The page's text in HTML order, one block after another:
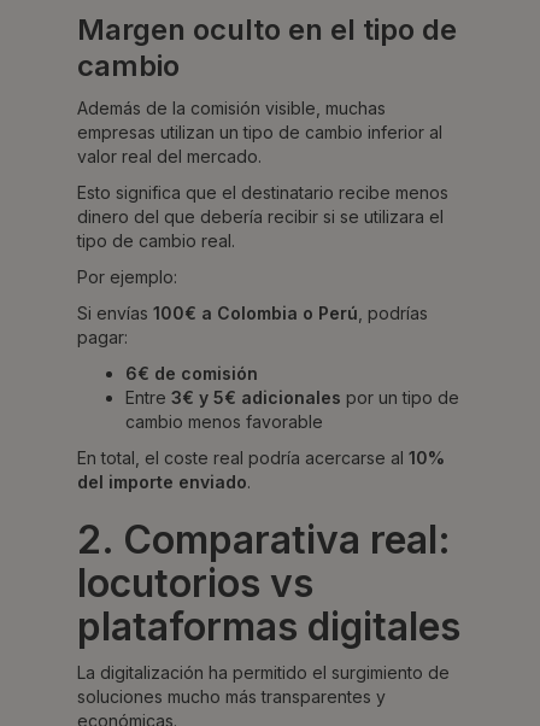
Margen oculto en el tipo de
cambio
Además de la comisión visible, muchas
empresas utilizan un tipo de cambio inferior al
valor real del mercado.
Esto significa que el destinatario recibe menos
dinero del que debería recibir si se utilizara el
tipo de cambio real.
Por ejemplo:
Si envías 100€ a Colombia o Perú , podrías
pagar:
6€ de comisión
Entre 3€ y 5€ adicionales por un tipo de
cambio menos favorable
En total, el coste real podría acercarse al 10%
del importe enviado.
2. Comparativa real:
locutorios vs
plataformas digitales
La digitalización ha permitido el surgimiento de
soluciones mucho más transparentes y
económicas.